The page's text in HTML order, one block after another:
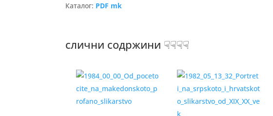
Каталог: PDF mk
слични содржини ☟☟☟☟